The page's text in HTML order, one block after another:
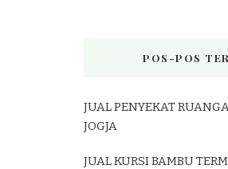
POS-POS
JUAL PENYEKAT
JOGJA
JUAL KURSI BAMBU